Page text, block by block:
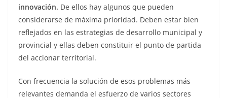
innovación. De ellos hay algunos que pueden
considerarse de máxima prioridad. Deben estar bien
reflejados en las estrategias de desarrollo municipal y
provincial y ellas deben constituir el punto de partida
del accionar territorial.
Con frecuencia la solución de esos problemas más
relevantes demanda el esfuerzo de varios sectores